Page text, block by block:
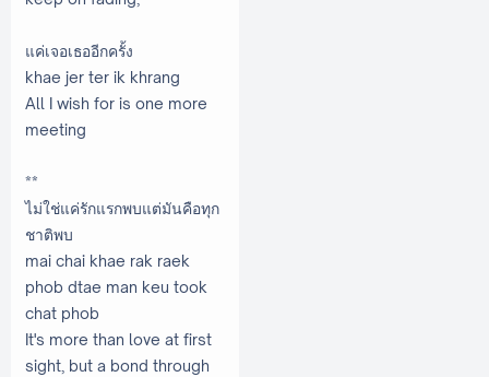
แค่เจอเธออีกครั้ง
khae jer ter ik khrang
All I wish for is one more
meeting
**
ไม่ใช่แค่รักแรกพบแต่มันคือทุก
ชาติพบ
mai chai khae rak raek
phob dtae man keu took
chat phob
It's more than love at first
sight, but a bond through